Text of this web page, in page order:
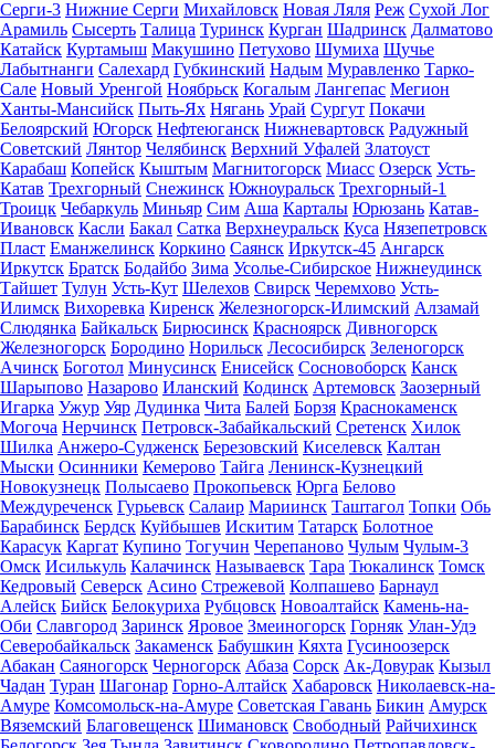
Серги-3 Нижние Серги Михайловск Новая Ляля Реж Сухой Лог
Арамиль Сысерть Талица Туринск Курган Шадринск Далматово
Катайск Куртамыш Макушино Петухово Шумиха Щучье
Лабытнанги Салехард Губкинский Надым Муравленко Тарко-
Сале Новый Уренгой Ноябрьск Когалым Лангепас Мегион
Ханты-Мансийск Пыть-Ях Нягань Урай Сургут Покачи
Белоярский Югорск Нефтеюганск Нижневартовск Радужный
Советский Лянтор Челябинск Верхний Уфалей Златоуст
Карабаш Копейск Кыштым Магнитогорск Миасс Озерск Усть-
Катав Трехгорный Снежинск Южноуральск Трехгорный-1
Троицк Чебаркуль Миньяр Сим Аша Карталы Юрюзань Катав-
Ивановск Касли Бакал Сатка Верхнеуральск Куса Нязепетровск
Пласт Еманжелинск Коркино Саянск Иркутск-45 Ангарск
Иркутск Братск Бодайбо Зима Усолье-Сибирское Нижнеудинск
Тайшет Тулун Усть-Кут Шелехов Свирск Черемхово Усть-
Илимск Вихоревка Киренск Железногорск-Илимский Алзамай
Слюдянка Байкальск Бирюсинск Красноярск Дивногорск
Железногорск Бородино Норильск Лесосибирск Зеленогорск
Ачинск Боготол Минусинск Енисейск Сосновоборск Канск
Шарыпово Назарово Иланский Кодинск Артемовск Заозерный
Игарка Ужур Уяр Дудинка Чита Балей Борзя Краснокаменск
Могоча Нерчинск Петровск-Забайкальский Сретенск Хилок
Шилка Анжеро-Судженск Березовский Киселевск Калтан
Мыски Осинники Кемерово Тайга Ленинск-Кузнецкий
Новокузнецк Полысаево Прокопьевск Юрга Белово
Междуреченск Гурьевск Салаир Мариинск Таштагол Топки Обь
Барабинск Бердск Куйбышев Искитим Татарск Болотное
Карасук Каргат Купино Тогучин Черепаново Чулым Чулым-3
Омск Исилькуль Калачинск Называевск Тара Тюкалинск Томск
Кедровый Северск Асино Стрежевой Колпашево Барнаул
Алейск Бийск Белокуриха Рубцовск Новоалтайск Камень-на-
Оби Славгород Заринск Яровое Змеиногорск Горняк Улан-Удэ
Северобайкальск Закаменск Бабушкин Кяхта Гусиноозерск
Абакан Саяногорск Черногорск Абаза Сорск Ак-Довурак Кызыл
Чадан Туран Шагонар Горно-Алтайск Хабаровск Николаевск-на-
Амуре Комсомольск-на-Амуре Советская Гавань Бикин Амурск
Вяземский Благовещенск Шимановск Свободный Райчихинск